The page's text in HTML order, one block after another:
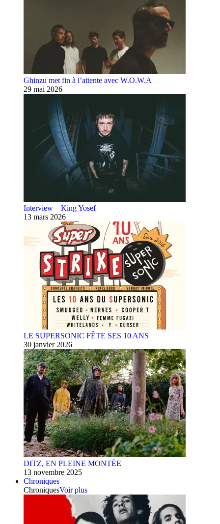
Ghinzu met fin à l’attente avec W.O.W.A
29 mai 2026
Interview – King Yosef
13 mars 2026
LE SUPERSONIC FÊTE SES 10 ANS
30 janvier 2026
DITZ, EN PLEINE MONTÉE
13 novembre 2025
Chroniques
ChroniquesVoir plus